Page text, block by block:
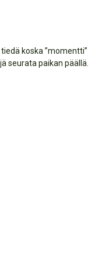
koska ”momentti”
seurata paikan päällä.